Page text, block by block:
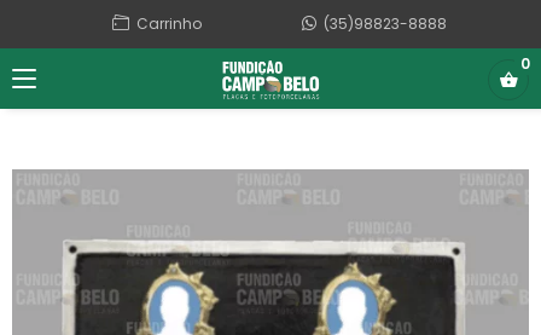
Carrinho
(35)98823-8888
0